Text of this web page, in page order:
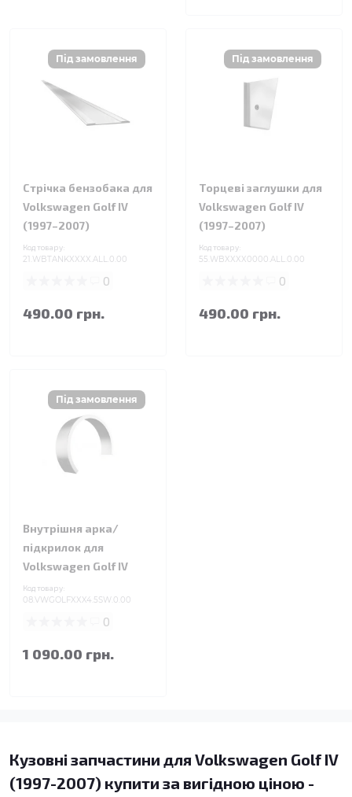
Стрічка бензобака для
Volkswagen Golf IV
(1997–2007)
Код товару:
21.WBTANKXXXX.ALL.0.00
0
490.00 грн.
Торцеві заглушки для
Volkswagen Golf IV
(1997–2007)
Код товару:
55.WBXXXX0000.ALL.0.00
0
490.00 грн.
Внутрішня арка/
підкрилок для
Volkswagen Golf IV
Код товару:
08.VWGOLFXXX4.5SW.0.00
0
1 090.00 грн.
Кузовні запчастини для Volkswagen Golf IV
(1997-2007) купити за вигідною ціною -